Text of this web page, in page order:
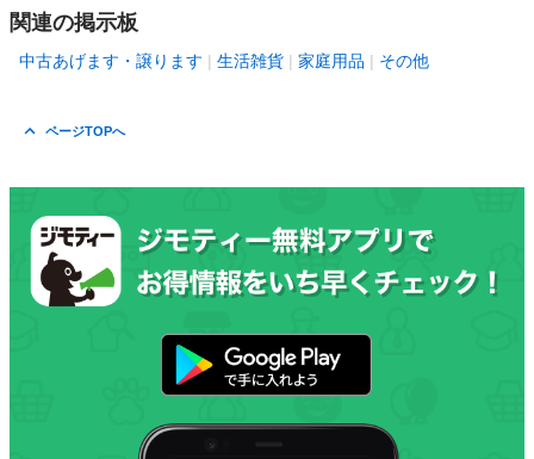
関連の掲示板
中古あげます・譲ります 生活雑貨 家庭用品 その他
ページTOPへ